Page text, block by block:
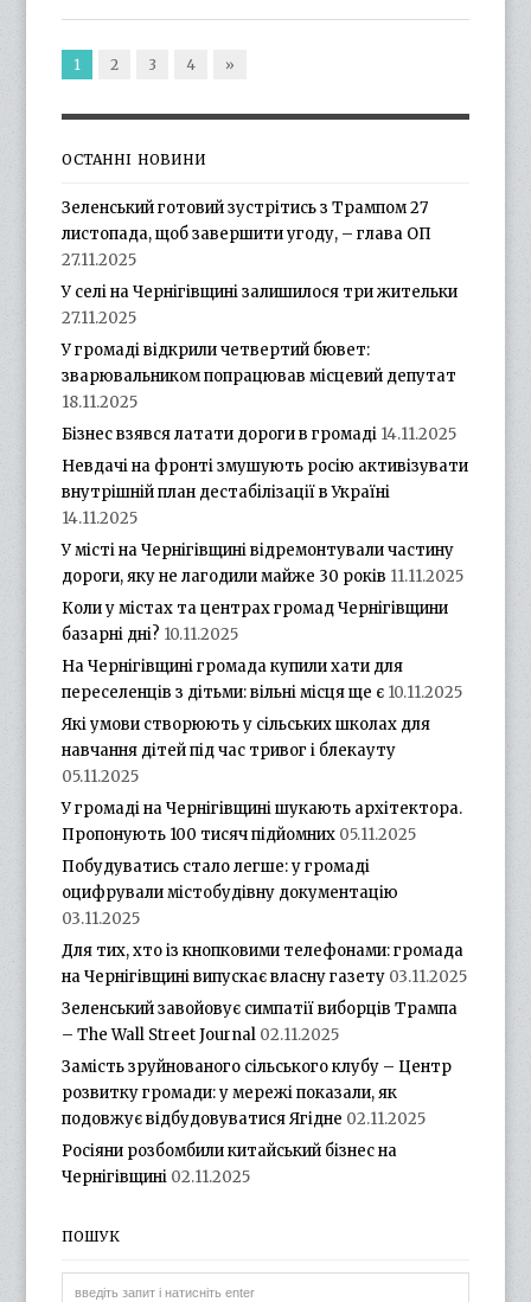
1 2 3 4 »
ОСТАННІ НОВИНИ
Зеленський готовий зустрітись з Трампом 27
листопада, щоб завершити угоду, – глава ОП
27.11.2025
У селі на Чернігівщині залишилося три жительки
27.11.2025
У громаді відкрили четвертий бювет:
зварювальником попрацював місцевий депутат
18.11.2025
Бізнес взявся латати дороги в громаді 14.11.2025
Невдачі на фронті змушують росію активізувати
внутрішній план дестабілізації в Україні
14.11.2025
У місті на Чернігівщині відремонтували частину
дороги, яку не лагодили майже 30 років 11.11.2025
Коли у містах та центрах громад Чернігівщини
базарні дні? 10.11.2025
На Чернігівщині громада купили хати для
переселенців з дітьми: вільні місця ще є 10.11.2025
Які умови створюють у сільських школах для
навчання дітей під час тривог і блекауту
05.11.2025
У громаді на Чернігівщині шукають архітектора.
Пропонують 100 тисяч підйомних 05.11.2025
Побудуватись стало легше: у громаді
оцифрували містобудівну документацію
03.11.2025
Для тих, хто із кнопковими телефонами: громада
на Чернігівщині випускає власну газету 03.11.2025
Зеленський завойовує симпатії виборців Трампа
– The Wall Street Journal 02.11.2025
Замість зруйнованого сільського клубу – Центр
розвитку громади: у мережі показали, як
подовжує відбудовуватися Ягідне 02.11.2025
Росіяни розбомбили китайський бізнес на
Чернігівщині 02.11.2025
ПОШУК